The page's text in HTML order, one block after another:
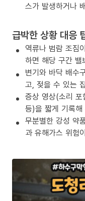
스가 발생하거나
급박한 상황 대응
역류나 범람 조짐
하면 해당 구간 밸
변기와 바닥 배수
고, 젖을 수 있는
증상 영상(소리
등)을 짧게 기록
무분별한 강성 약
과 유해가스 위험